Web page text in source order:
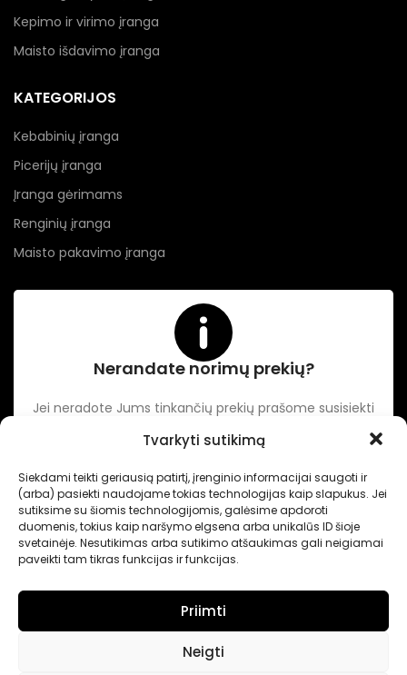
Tvarkyti sutikimą
Siekdami teikti geriausią patirtį, įrenginio informacijai saugoti ir
(arba) pasiekti naudojame tokias technologijas kaip slapukus. Jei
sutiksime su šiomis technologijomis, galėsime apdoroti
duomenis, tokius kaip naršymo elgsena arba unikalūs ID šioje
svetainėje. Nesutikimas arba sutikimo atšaukimas gali neigiamai
paveikti tam tikras funkcijas ir funkcijas.
Priimti
Neigti
Kepimo ir virimo įranga
Maisto išdavimo įranga
KATEGORIJOS
Kebabinių įranga
Picerijų įranga
Įranga gėrimams
Renginių įranga
Maisto pakavimo įranga
Nerandate norimų prekių?
Jei neradote Jums tinkančių prekių prašome susisiekti
Intertechnika Sukurta pagal užsakymą - Dominykas Vitkauskas
Internetinių svetainių sprendimai